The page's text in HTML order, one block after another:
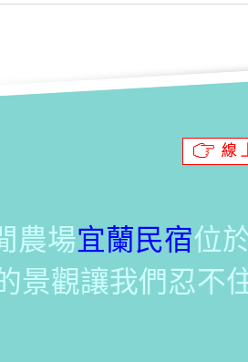
農場宜蘭民宿位
景觀讓我們忍不